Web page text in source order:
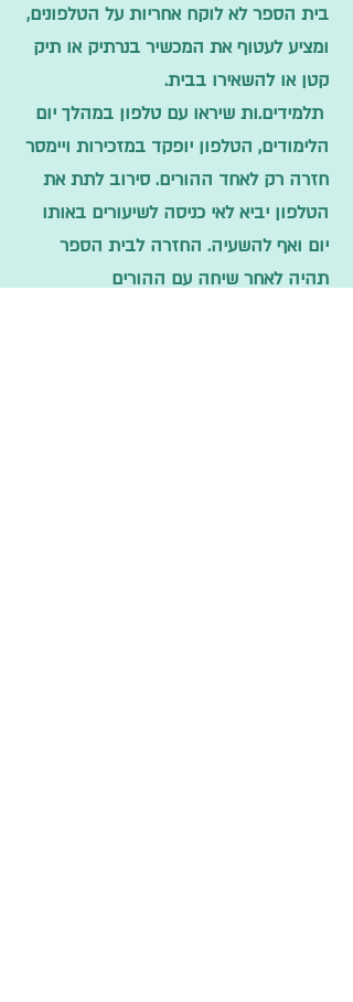
בית הספר לא לוקח אחריות על הטלפונים,
ומציע לעטוף את המכשיר בנרתיק או תיק
קטן או להשאירו בבית.
תלמידים.ות שיראו עם טלפון במהלך יום
הלימודים, הטלפון יופקד במזכירות ויימסר
חזרה רק לאחד ההורים. סירוב לתת את
הטלפון יביא לאי כניסה לשיעורים באותו
יום ואף להשעיה. החזרה לבית הספר
תהיה לאחר שיחה עם ההורים